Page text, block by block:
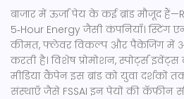
बाजार में ऊर्जा पेयके कई ब्रांड मौजूद
5‑Hour Energy जैसी कंपनियाँ। स्टिंग
कीमत, फ्लेवर विकल्प और पैकेजिंग में
करती है। विशेष प्रोमोशन, स्पोर्ट्स
मीडिया कैंपेन इस ब्रांड को युवा दर्शकों
संस्थाएँ जैसे FSSAI इन पेयों की कॅफ़ीन